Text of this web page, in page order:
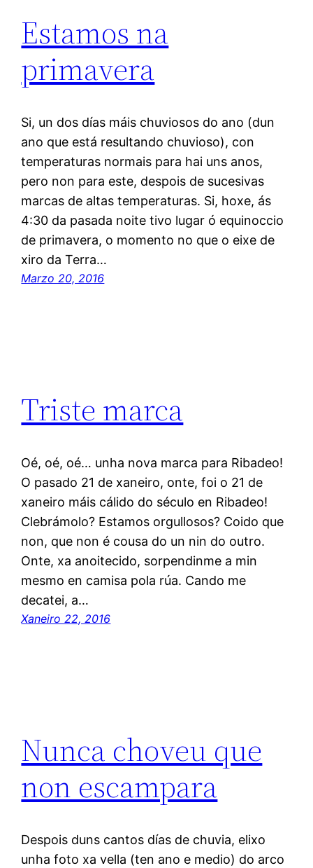
Estamos na
primavera
Si, un dos días máis chuviosos do ano (dun
ano que está resultando chuvioso), con
temperaturas normais para hai uns anos,
pero non para este, despois de sucesivas
marcas de altas temperaturas. Si, hoxe, ás
4:30 da pasada noite tivo lugar ó equinoccio
de primavera, o momento no que o eixe de
xiro da Terra…
Marzo 20, 2016
Triste marca
Oé, oé, oé… unha nova marca para Ribadeo!
O pasado 21 de xaneiro, onte, foi o 21 de
xaneiro máis cálido do século en Ribadeo!
Clebrámolo? Estamos orgullosos? Coido que
non, que non é cousa do un nin do outro.
Onte, xa anoitecido, sorpendinme a min
mesmo en camisa pola rúa. Cando me
decatei, a…
Xaneiro 22, 2016
Nunca choveu que
non escampara
Despois duns cantos días de chuvia, elixo
unha foto xa vella (ten ano e medio) do arco